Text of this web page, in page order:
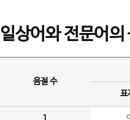
일상어와 전문어의
음절 수
표
1